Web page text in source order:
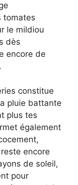
tomates
le mildiou
dès
encore de
constitue
pluie battante
plus tes
également
encore
de soleil,
pour